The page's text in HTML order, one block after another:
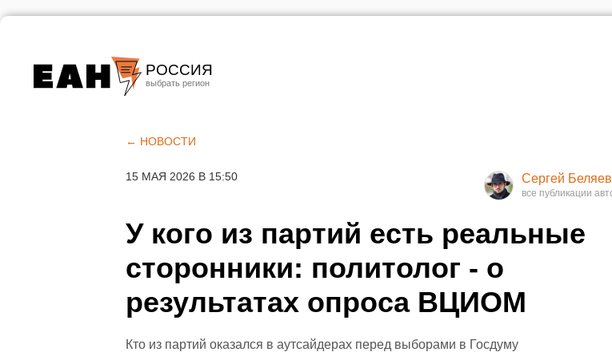
РОССИЯ
Челябинск
← НОВОСТИ
15 МАЯ 2026 В 15:50 Сергей Беляев
У кого из партий есть реальные
сторонники: политолог - о
результатах опроса ВЦИОМ
Кто из партий оказался в аутсайдерах перед выборами в Госдуму